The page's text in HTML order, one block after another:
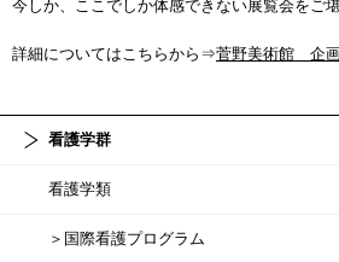
今しか、ここでしか体感できない展覧会をご
詳細についてはこちらから⇒菅野美術館 企
看護学群
看護学類
＞国際看護プログラム